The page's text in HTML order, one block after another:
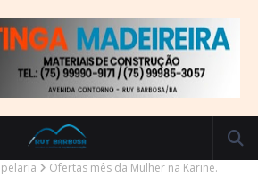
Ofertas mês da Mulher na Karine.